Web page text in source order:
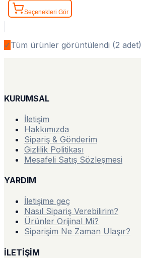
Seçenekleri Gör
✓Tüm ürünler görüntülendi (2 adet)
KURUMSAL
İletişim
Hakkımızda
Sipariş & Gönderim
Gizlilik Politikası
Mesafeli Satış Sözleşmesi
YARDIM
İletişime geç
Nasıl Sipariş Verebilirim?
Ürünler Orijinal Mi?
Siparişim Ne Zaman Ulaşır?
İLETİŞİM